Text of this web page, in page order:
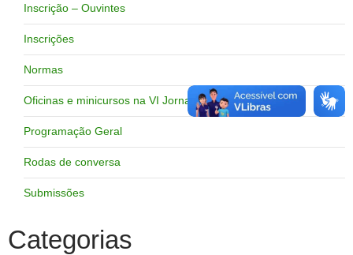
Inscrição – Ouvintes
Inscrições
Normas
Oficinas e minicursos na VI Jornada
Programação Geral
Rodas de conversa
Submissões
Categorias